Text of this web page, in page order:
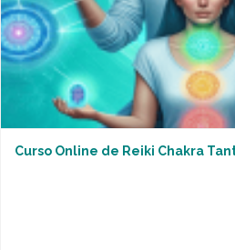
Curso Online de Reiki Chakra